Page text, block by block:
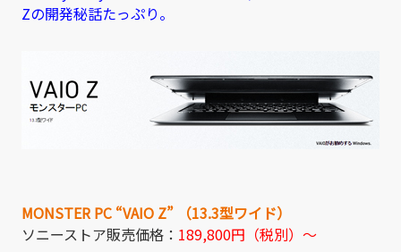
Zの開発秘話たっぷり。
MONSTER PC “VAIO Z” （13.3型ワイド）
ソニーストア販売価格： 189,800円（税別）～